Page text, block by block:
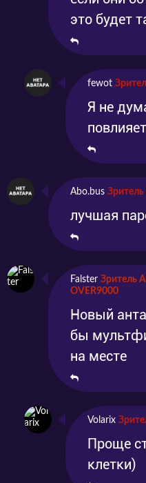
это будет
fewot
Я не
Abo.bus
лучшая
Falster Зритель
OVER9000
Новый
бы
на месте
Volarix
Проще
клетки)